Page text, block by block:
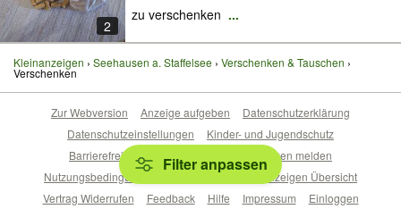
2
zu verschenken ...
Kleinanzeigen Seehausen a. Staffelsee Verschenken & Tauschen
Verschenken
Filter anpassen
Zur Webversion Anzeige aufgeben
Datenschutzerklärung
Datenschutzeinstellungen
Kinder- und Jugendschutz
Barrierefreiheitserklärung
Sicherheitslücken melden
Nutzungsbedingungen
Beliebte Suchen
Anzeigen Übersicht
Vertrag Widerrufen
Feedback Hilfe Impressum Einloggen